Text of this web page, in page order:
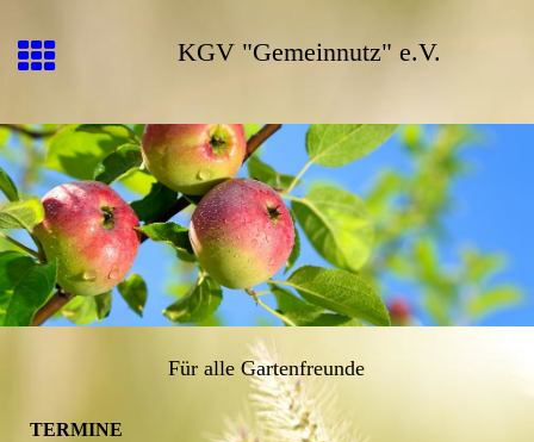
KGV "Gemeinnutz" e.V.
Für alle Gartenfreunde
TERMINE